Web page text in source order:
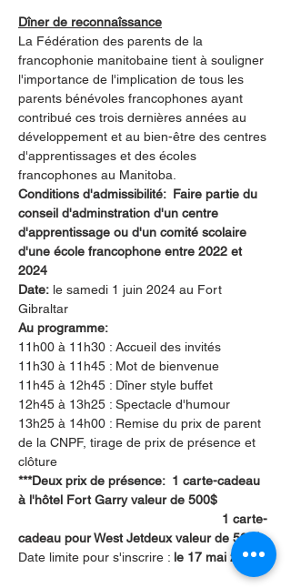
Dîner de reconnaîssance
La Fédération des parents de la
francophonie manitobaine tient à souligner
l'importance de l'implication de tous les
parents bénévoles francophones ayant
contribué ces trois dernières années au
développement et au bien-être des centres
d'apprentissages et des écoles
francophones au Manitoba.
Conditions d'admissibilité:  Faire partie du
conseil d'adminstration d'un centre
d'apprentissage ou d'un comité scolaire
d'une école francophone entre 2022 et
2024
Date: le samedi 1 juin 2024 au Fort
Gibraltar
Au programme:
11h00 à 11h30 : Accueil des invités
11h30 à 11h45 : Mot de bienvenue
11h45 à 12h45 : Dîner style buffet
12h45 à 13h25 : Spectacle d'humour
13h25 à 14h00 : Remise du prix de parent
de la CNPF, tirage de prix de présence et
clôture
***Deux prix de présence:  1 carte-cadeau
à l'hôtel Fort Garry valeur de 500$
1 carte-
cadeau pour West Jetdeux valeur de 500$
Date limite pour s'inscrire : le 17 mai 2024